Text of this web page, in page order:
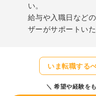
い。
給与や入職日など
ザーがサポートいた
いま転職する
希望や経験を